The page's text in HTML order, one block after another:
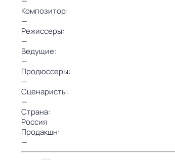
Композитор:
—
Режиссеры:
—
Ведущие:
—
Продюссеры:
—
Сценаристы:
—
Страна:
Россия
Продакшн:
—